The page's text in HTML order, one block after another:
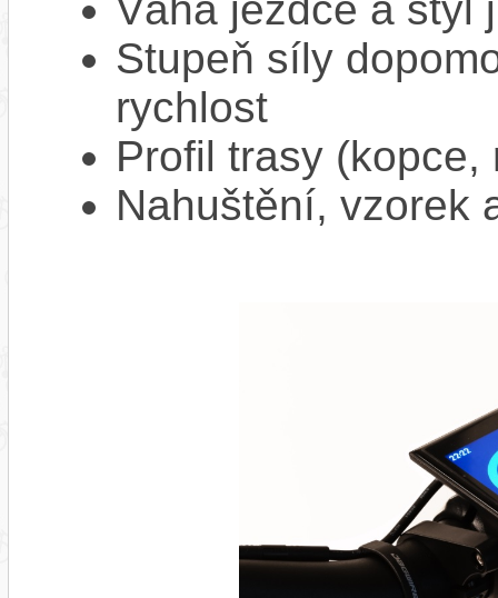
Stupeň síly
rychlost
Profil trasy
Nahuštění, vzorek